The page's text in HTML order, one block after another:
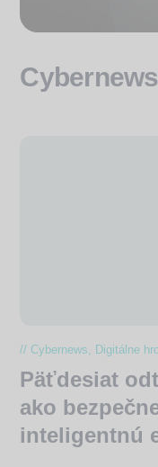
Cybernews
Cybernews, Digitálne
Päťdesiat
ako
inteligentnú